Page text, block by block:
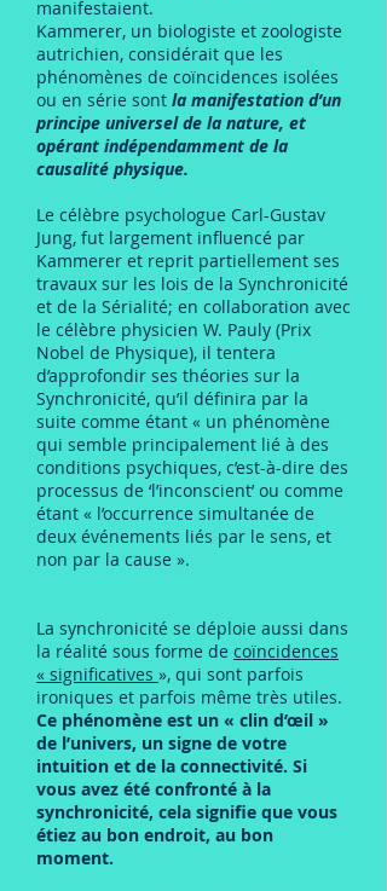
manifestaient.
Kammerer, un biologiste et zoologiste
autrichien, considérait que les
phénomènes de coïncidences isolées
ou en série sont la manifestation d’un
principe universel de la nature, et
opérant indépendamment de la
causalité physique.
Le célèbre psychologue Carl-Gustav
Jung, fut largement influencé par
Kammerer et reprit partiellement ses
travaux sur les lois de la Synchronicité
et de la Sérialité; en collaboration avec
le célèbre physicien W. Pauly (Prix
Nobel de Physique), il tentera
d’approfondir ses théories sur la
Synchronicité, qu’il définira par la
suite comme étant « un phénomène
qui semble principalement lié à des
conditions psychiques, c’est-à-dire des
processus de ‘l’inconscient’ ou comme
étant « l’occurrence simultanée de
deux événements liés par le sens, et
non par la cause ».
La synchronicité se déploie aussi dans
la réalité sous forme de coïncidences
« significatives », qui sont parfois
ironiques et parfois même très utiles.
Ce phénomène est un « clin d’œil »
de l’univers, un signe de votre
intuition et de la connectivité. Si
vous avez été confronté à la
synchronicité, cela signifie que vous
étiez au bon endroit, au bon
moment.